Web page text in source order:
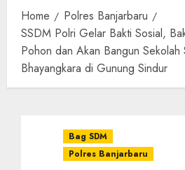
Home
Polres Banjarbaru
SSDM Polri Gelar Bakti Sosial,
Pohon dan Akan Bangun Sekolah
Bhayangkara di Gunung Sindur
Bag SDM
Polres Banjarbaru